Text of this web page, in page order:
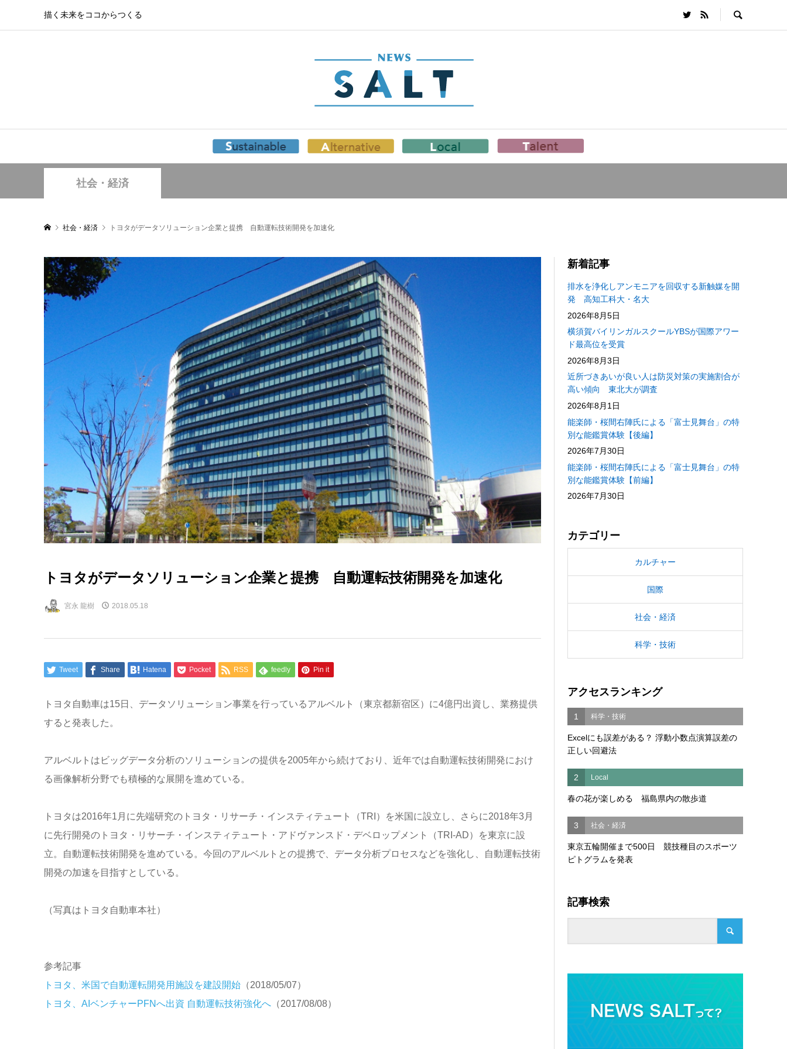
描く未来をココからつくる
社会・経済
社会・経済 トヨタがデータソリューション企業と提携 自動運転技術開発を加速化
トヨタがデータソリューション企業と提携 自動運転技術開発を加速化
宮永 龍樹 2018.05.18
Tweet Share Hatena Pocket RSS feedly Pin it
トヨタ自動車は15日、データソリューション事業を行っているアルベルト（東京都新宿区）に4億円出資し、業務提供
すると発表した。
アルベルトはビッグデータ分析のソリューションの提供を2005年から続けており、近年では自動運転技術開発におけ
る画像解析分野でも積極的な展開を進めている。
トヨタは2016年1月に先端研究のトヨタ・リサーチ・インスティテュート（TRI）を米国に設立し、さらに2018年3月
に先行開発のトヨタ・リサーチ・インスティテュート・アドヴァンスド・デベロップメント（TRI-AD）を東京に設
立。自動運転技術開発を進めている。今回のアルベルトとの提携で、データ分析プロセスなどを強化し、自動運転技術
開発の加速を目指すとしている。
（写真はトヨタ自動車本社）
参考記事
トヨタ、米国で自動運転開発用施設を建設開始（2018/05/07）
トヨタ、AIベンチャーPFNへ出資 自動運転技術強化へ（2017/08/08）
新着記事
排水を浄化しアンモニアを回収する新触媒を開
発 高知工科大・名大
2026年8月5日
横須賀バイリンガルスクールYBSが国際アワー
ド最高位を受賞
2026年8月3日
近所づきあいが良い人は防災対策の実施割合が
高い傾向 東北大が調査
2026年8月1日
能楽師・桜間右陣氏による「富士見舞台」の特
別な能鑑賞体験【後編】
2026年7月30日
能楽師・桜間右陣氏による「富士見舞台」の特
別な能鑑賞体験【前編】
2026年7月30日
カテゴリー
カルチャー
国際
社会・経済
科学・技術
アクセスランキング
1 科学・技術
Excelにも誤差がある？ 浮動小数点演算誤差の
正しい回避法
2 Local
春の花が楽しめる 福島県内の散歩道
3 社会・経済
東京五輪開催まで500日 競技種目のスポーツ
ピトグラムを発表
記事検索